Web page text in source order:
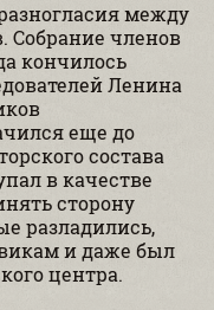
между
Собрание членов
кончилось
Ленина
еще до
состава
в качестве
сторону
разладились,
и даже был
центра.